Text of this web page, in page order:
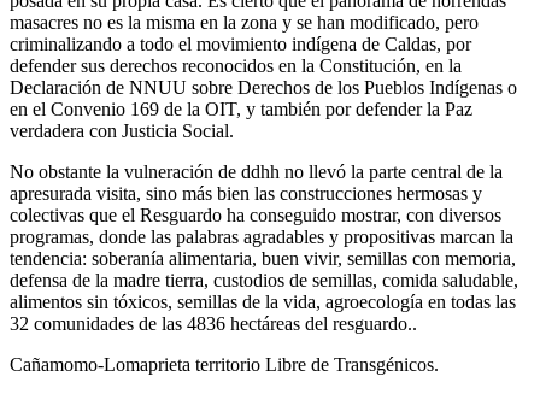
masacres no es la misma en la zona y se han modificado, pero
criminalizando a todo el movimiento indígena de Caldas, por
defender sus derechos reconocidos en la Constitución, en la
Declaración de NNUU sobre Derechos de los Pueblos Indígenas o
en el Convenio 169 de la OIT, y también por defender la Paz
verdadera con Justicia Social.
No obstante la vulneración de ddhh no llevó la parte central de la
apresurada visita, sino más bien las construcciones hermosas y
colectivas que el Resguardo ha conseguido mostrar, con diversos
programas, donde las palabras agradables y propositivas marcan la
tendencia: soberanía alimentaria, buen vivir, semillas con memoria,
defensa de la madre tierra, custodios de semillas, comida saludable,
alimentos sin tóxicos, semillas de la vida, agroecología en todas las
32 comunidades de las 4836 hectáreas del resguardo..
Cañamomo-Lomaprieta territorio Libre de Transgénicos.